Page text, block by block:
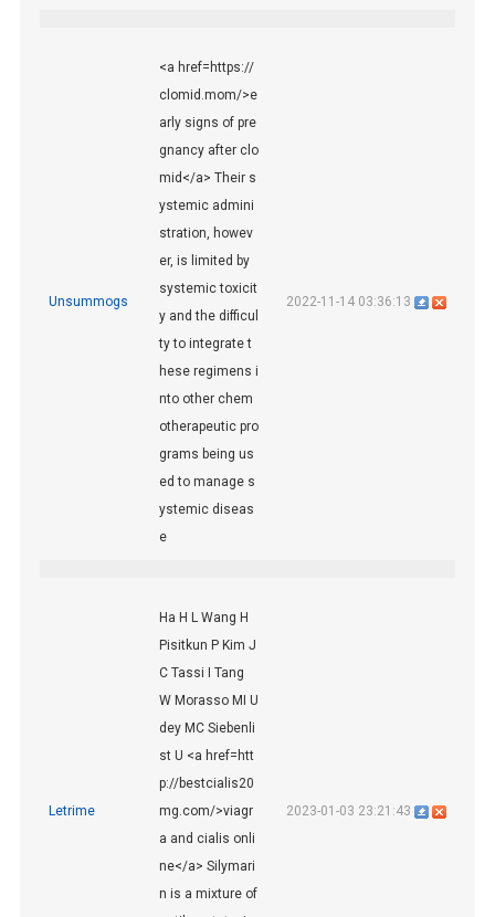
Unsummogs
<a href=https://
clomid.mom/>e
arly signs of pre
gnancy after clo
mid</a> Their s
ystemic admini
stration, howev
er, is limited by
systemic toxicit
y and the difficul
ty to integrate t
hese regimens i
nto other chem
otherapeutic pro
grams being us
ed to manage s
ystemic diseas
e
2022-11-14 03:36:13
Letrime
Ha H L Wang H
Pisitkun P Kim J
C Tassi I Tang
W Morasso MI U
dey MC Siebenli
st U <a href=htt
p://bestcialis20
mg.com/>viagr
a and cialis onli
ne</a> Silymari
n is a mixture of
2023-01-03 23:21:43